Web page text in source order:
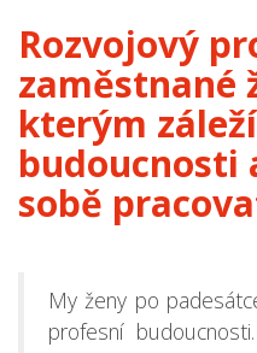
Rozvojový
zaměstnané
kterým
budoucnosti
sobě
My ženy po
profesní